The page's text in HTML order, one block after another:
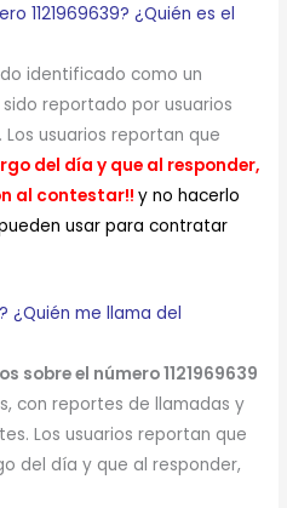
1121969639? ¿Quién es el
identificado como un
sido reportado por usuarios
Los usuarios reportan que
del día y que al responder,
al contestar!!y no hacerlo
usar para contratar
¿Quién me llama del
sobre el número 1121969639
con reportes de llamadas y
Los usuarios reportan que
del día y que al responder,